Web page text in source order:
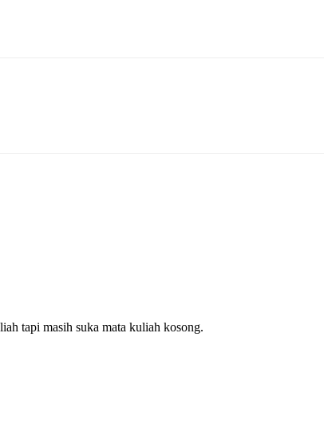
tapi masih suka mata kuliah kosong.